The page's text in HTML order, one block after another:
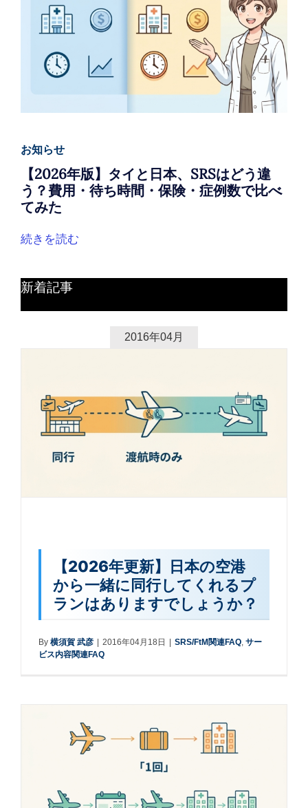
お知らせ
【2026年版】タイと日本、SRSはどう違
う？費用・待ち時間・保険・症例数で比べ
てみた
続きを読む
新着記事
2016年04月
【2026年更新】日本の空港
から一緒に同行してくれるプ
ランはありますでしょうか？
By 横須賀 武彦 | 2016年04月18日 | SRS/FtM関連FAQ, サー
ビス内容関連FAQ